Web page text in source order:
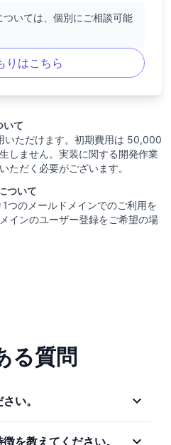
いては、個別にご相談可能
りはこちら
いて
いただけます。初期費用は 50,000
しません。実装に関する開発作業
ただく必要がございます。
ついて
つのメールドメインでのご利用を
インのユーザー登録をご希望の場
る質問
い。 expand_more
を教えてください。 expand_more